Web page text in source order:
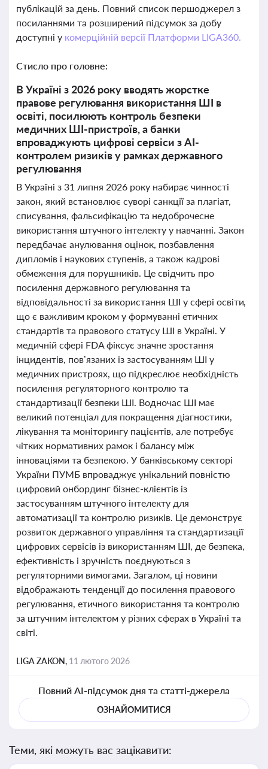
публікацій за день. Повний список першоджерел з
посиланнями та розширений підсумок за добу
доступні у комерційній версії Платформи LIGA360.
Стисло про головне:
В Україні з 2026 року вводять жорстке
правове регулювання використання ШІ в
освіті, посилюють контроль безпеки
медичних ШІ-пристроїв, а банки
впроваджують цифрові сервіси з AI-
контролем ризиків у рамках державного
регулювання
В Україні з 31 липня 2026 року набирає чинності
закон, який встановлює суворі санкції за плагіат,
списування, фальсифікацію та недоброчесне
використання штучного інтелекту у навчанні. Закон
передбачає анулювання оцінок, позбавлення
дипломів і наукових ступенів, а також кадрові
обмеження для порушників. Це свідчить про
посилення державного регулювання та
відповідальності за використання ШІ у сфері освіти,
що є важливим кроком у формуванні етичних
стандартів та правового статусу ШІ в Україні. У
медичній сфері FDA фіксує значне зростання
інцидентів, пов’язаних із застосуванням ШІ у
медичних пристроях, що підкреслює необхідність
посилення регуляторного контролю та
стандартизації безпеки ШІ. Водночас ШІ має
великий потенціал для покращення діагностики,
лікування та моніторингу пацієнтів, але потребує
чітких нормативних рамок і балансу між
інноваціями та безпекою. У банківському секторі
України ПУМБ впроваджує унікальний повністю
цифровий онбординг бізнес-клієнтів із
застосуванням штучного інтелекту для
автоматизації та контролю ризиків. Це демонструє
розвиток державного управління та стандартизації
цифрових сервісів із використанням ШІ, де безпека,
ефективність і зручність поєднуються з
регуляторними вимогами. Загалом, ці новини
відображають тенденції до посилення правового
регулювання, етичного використання та контролю
за штучним інтелектом у різних сферах в Україні та
світі.
LIGA ZAKON, 11 лютого 2026
Повний AI-підсумок дня та статті-джерела
ОЗНАЙОМИТИСЯ
Теми, які можуть вас зацікавити: